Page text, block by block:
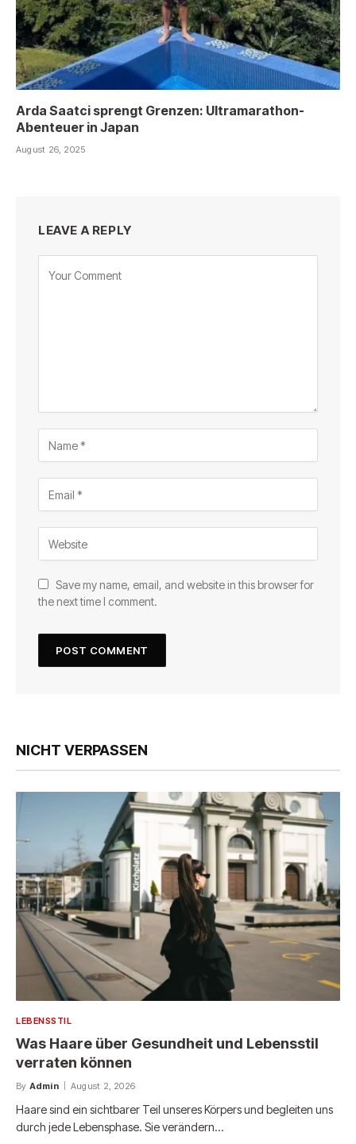
Arda Saatci sprengt Grenzen: Ultramarathon-
Abenteuer in Japan
August 26, 2025
LEAVE A REPLY
Save my name, email, and website in this browser for
the next time I comment.
NICHT VERPASSEN
LEBENSSTIL
Was Haare über Gesundheit und Lebensstil
verraten können
By Admin August 2, 2026
Haare sind ein sichtbarer Teil unseres Körpers und begleiten uns
durch jede Lebensphase. Sie verändern…